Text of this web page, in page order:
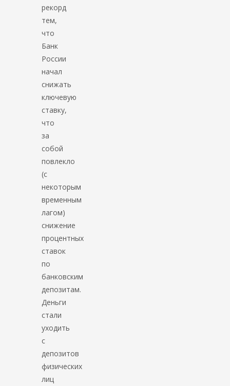
рекорд
тем,
что
Банк
России
начал
снижать
ключевую
ставку,
что
за
собой
повлекло
(с
некоторым
временным
лагом)
снижение
процентных
ставок
по
банковским
депозитам.
Деньги
стали
уходить
с
депозитов
физических
лиц